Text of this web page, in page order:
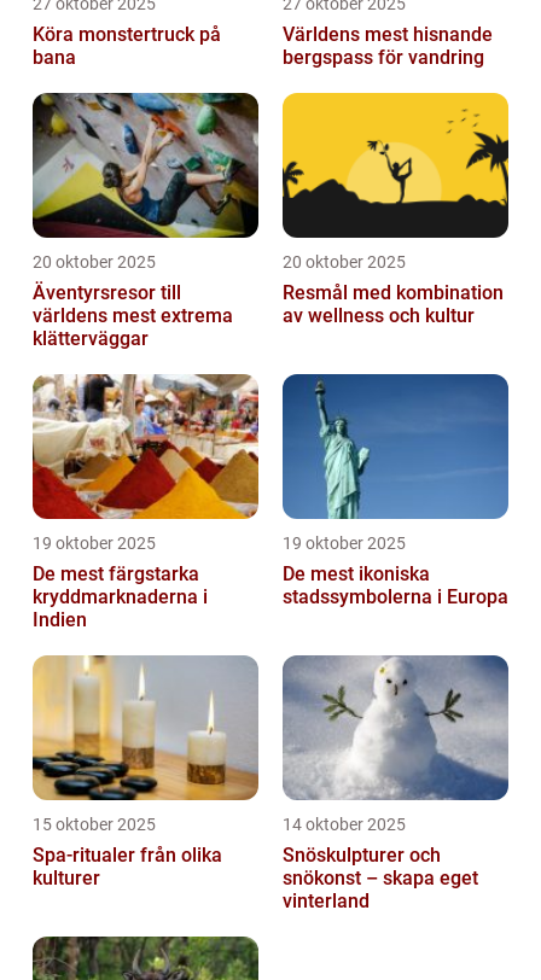
Köra monstertruck på
bana
Världens mest hisnande
bergspass för vandring
20 oktober 2025
Äventyrsresor till
världens mest extrema
klätterväggar
20 oktober 2025
Resmål med kombination
av wellness och kultur
19 oktober 2025
De mest färgstarka
kryddmarknaderna i
Indien
19 oktober 2025
De mest ikoniska
stadssymbolerna i Europa
15 oktober 2025
Spa-ritualer från olika
kulturer
14 oktober 2025
Snöskulpturer och
snökonst – skapa eget
vinterland